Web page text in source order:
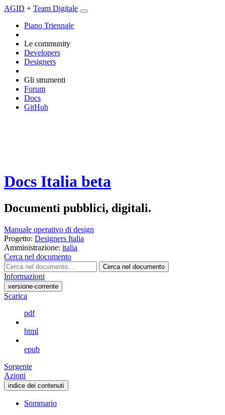
AGID + Team Digitale
Piano Triennale
Le community
Developers
Designers
Gli strumenti
Forum
Docs
GitHub
Docs Italia beta
Documenti pubblici, digitali.
Manuale operativo di design
Progetto: Designers Italia
Amministrazione: italia
Cerca nel documento
Cerca nel documento
Informazioni
versione-corrente
Scarica
pdf
html
epub
Sorgente
Azioni
indice dei contenuti
Sommario